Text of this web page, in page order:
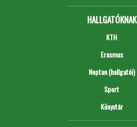
HALLGATÓKNAK
KTH
Erasmus
Neptun (hallgatói)
Sport
Könyvtár